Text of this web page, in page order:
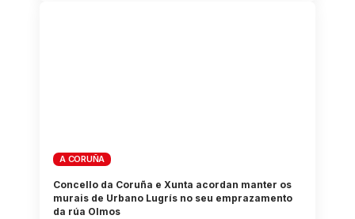
A CORUÑA
Concello da Coruña e Xunta acordan manter os
murais de Urbano Lugrís no seu emprazamento
da rúa Olmos